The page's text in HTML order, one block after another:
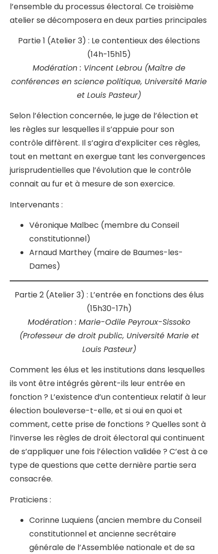
l’ensemble du processus électoral. Ce troisième
atelier se décomposera en deux parties principales
Partie 1 (Atelier 3) : Le contentieux des élections
(14h-15h15)
Modération : Vincent Lebrou (Maître de
conférences en science politique, Université Marie
et Louis Pasteur)
Selon l’élection concernée, le juge de l’élection et
les règles sur lesquelles il s’appuie pour son
contrôle diffèrent. Il s’agira d’expliciter ces règles,
tout en mettant en exergue tant les convergences
jurisprudentielles que l’évolution que le contrôle
connait au fur et à mesure de son exercice.
Intervenants :
Véronique Malbec (membre du Conseil
constitutionnel)
Arnaud Marthey (maire de Baumes-les-
Dames)
Partie 2 (Atelier 3) : L’entrée en fonctions des élus
(15h30-17h)
Modération : Marie-Odile Peyroux-Sissoko
(Professeur de droit public, Université Marie et
Louis Pasteur)
Comment les élus et les institutions dans lesquelles
ils vont être intégrés gèrent-ils leur entrée en
fonction ? L’existence d’un contentieux relatif à leur
élection bouleverse-t-elle, et si oui en quoi et
comment, cette prise de fonctions ? Quelles sont à
l’inverse les règles de droit électoral qui continuent
de s’appliquer une fois l’élection validée ? C’est à ce
type de questions que cette dernière partie sera
consacrée.
Praticiens :
Corinne Luquiens (ancien membre du Conseil
constitutionnel et ancienne secrétaire
générale de l’Assemblée nationale et de sa